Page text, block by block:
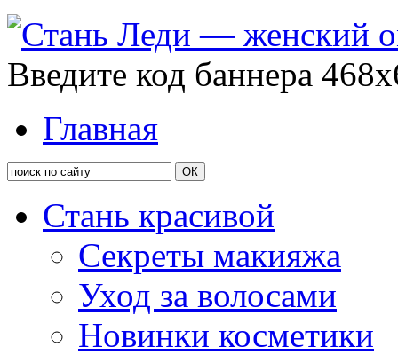
Введите код баннера
Главная
Стань красивой
Секреты макияжа
Уход за волосами
Новинки косметики